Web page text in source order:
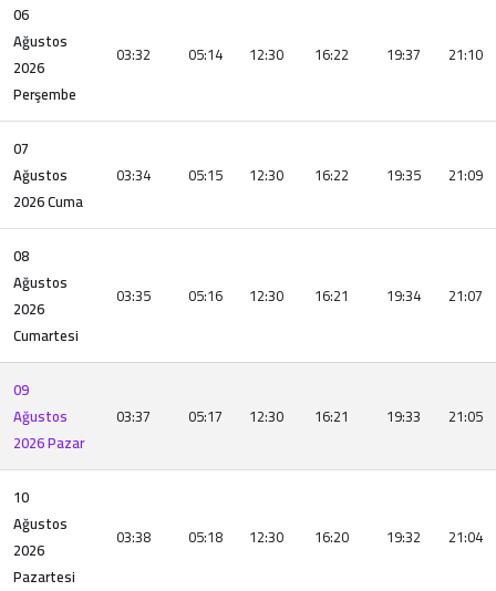
06
Ağustos
2026
Perşembe
03:32 05:14 12:30 16:22 19:37 21:10
07
Ağustos
2026 Cuma
03:34 05:15 12:30 16:22 19:35 21:09
08
Ağustos
2026
Cumartesi
03:35 05:16 12:30 16:21 19:34 21:07
09
Ağustos
2026 Pazar
03:37 05:17 12:30 16:21 19:33 21:05
10
Ağustos
2026
Pazartesi
03:38 05:18 12:30 16:20 19:32 21:04